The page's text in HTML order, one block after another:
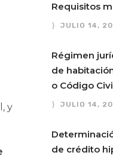
y
Requisitos
JULIO 14,
Régimen
de
o Código
JULIO 14,
de crédito